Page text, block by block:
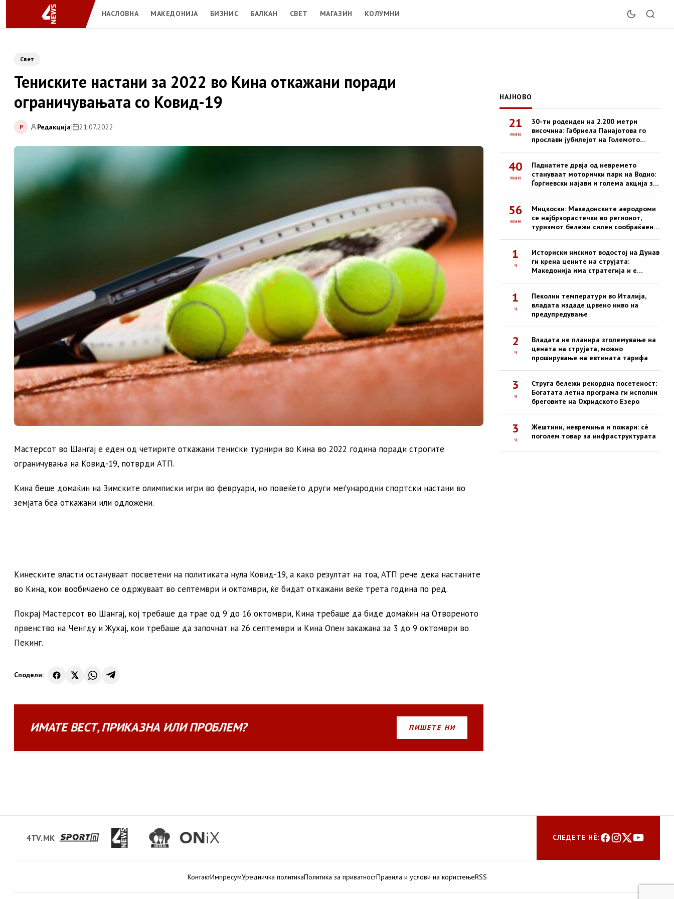
НАСЛОВНА МАКЕДОНИЈА БИЗНИС БАЛКАН СВЕТ МАГАЗИН КОЛУМНИ
Свет
Тениските настани за 2022 во Кина откажани поради
ограничувањата со Ковид-19
Р Редакција| 21.07.2022
Мастерсот во Шангај е еден од четирите откажани тениски турнири во Кина во 2022 година поради строгите
ограничувања на Ковид-19, потврди АТП.
Кина беше домаќин на Зимските олимписки игри во февруари, но повеќето други меѓународни спортски настани во
земјата беа откажани или одложени.
Кинеските власти остануваат посветени на политиката нула Ковид-19, а како резултат на тоа, АТП рече дека настаните
во Кина, кои вообичаено се одржуваат во септември и октомври, ќе бидат откажани веќе трета година по ред.
Покрај Мастерсот во Шангај, кој требаше да трае од 9 до 16 октомври, Кина требаше да биде домаќин на Отвореното
првенство на Ченгду и Жухај, кои требаше да започнат на 26 септември и Кина Опен закажана за 3 до 9 октомври во
Пекинг.
Сподели:
ИМАТЕВЕСТ,ПРИКАЗНА ИЛИПРОБЛЕМ? ПИШЕТЕ НИ
НАЈНОВО
21
мин
30-ти роденден на 2.200 метри
височина: Габриела Панајотова го
прослави јубилејот на Големото
40
мин
Паднатите дрвја од невремето
стануваат моторички парк на Водно:
Ѓорѓиевски најави и голема акција за
56
мин
Мицкоски: Македонските аеродроми
се најбрзорастечки во регионот,
туризмот бележи силен сообраќаен
1
ч
Историски нискиот водостој на Дунав
ги крена цените на струјата:
Македонија има стратегија и е
1
ч
Пеколни температури во Италија,
владата издаде црвено ниво на
предупредување
2
ч
Владата не планира зголемување на
цената на струјата, можно
проширување на евтината тарифа
3
ч
Струга бележи рекордна посетеност:
Богатата летна програма ги исполни
бреговите на Охридското Езеро
3
ч
Жештини, невремиња и пожари: сè
поголем товар за инфраструктурата
4TV.MK СЛЕДЕТЕ НЀ:
КонтактИмпресумУредничка политикаПолитика за приватностПравила и услови на користењеRSS